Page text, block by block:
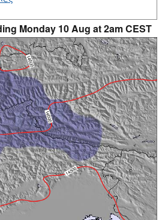
Monday 10 Aug at 2am CEST